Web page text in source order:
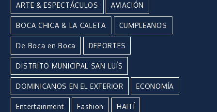
ARTE & ESPECTÁCULOS AVIACIÓN
BOCA CHICA & LA CALETA CUMPLEAÑOS
De Boca en Boca DEPORTES
DISTRITO MUNICIPAL SAN LUÍS
DOMINICANOS EN EL EXTERIOR ECONOMÍA
Entertainment Fashion HAITÍ